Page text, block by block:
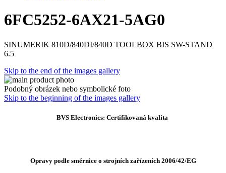
6FC5252-6AX21-5AG0
SINUMERIK 810D/840DI/840D TOOLBOX BIS SW-STAND
6.5
Skip to the end of the images gallery
Podobný obrázek nebo symbolické foto
Skip to the beginning of the images gallery
BVS Electronics: Certifikovaná kvalita
Opravy podle směrnice o strojních zařízeních 2006/42/EG